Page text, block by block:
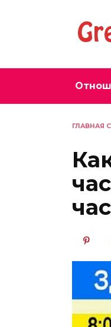
ГЛАВНАЯ